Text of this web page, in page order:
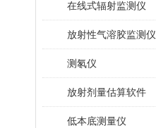
在线式辐射监测仪
放射性气溶胶监测仪
测氡仪
放射剂量估算软件
低本底测量仪